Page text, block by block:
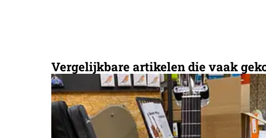
Vergelijkbare artikelen die vaak